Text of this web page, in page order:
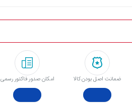
ﺿﻤﺎﻧﺖ اﺻﻞ ﺑﻮدن ﮐﺎﻟﺎ امکان صدور فاکتور رسمی